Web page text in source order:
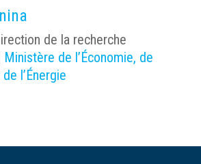
de la recherche
Ministère de l’Économie, de
l’Énergie